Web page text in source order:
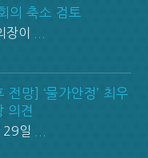
의 축소 검토
장이
망] ‘물가안정’ 최우
의견
29일